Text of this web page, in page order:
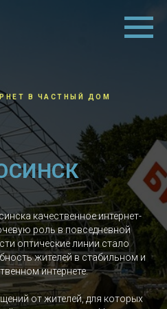
В ЧАСТНЫЙ ДОМ
качественное интернет-
роль в повседневной
оптические линии стало
жителей в стабильном и
интернете.
от жителей, для которых